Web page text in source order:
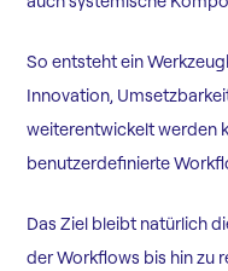
So entsteht ein
Innovation,
weiterentwickelt werden
benutzerdefinierte
Das Ziel bleibt natürlich
der Workflows bis hin zu